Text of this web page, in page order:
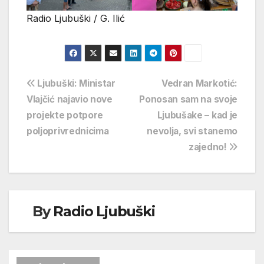
Radio Ljubuški / G. Ilić
Navigacija
objava
Vedran Markotić:
Ponosan sam na svoje
Ljubušake – kad je
nevolja, svi stanemo
zajedno!
Ljubuški: Ministar
Vlajčić najavio nove
projekte potpore
poljoprivrednicima
ByRadio Ljubuški